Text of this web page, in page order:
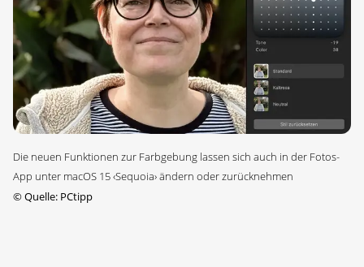
Die neuen Funktionen zur Farbgebung lassen sich auch in der Fotos-
App unter macOS 15 ‹Sequoia› ändern oder zurücknehmen
©Quelle: PCtipp